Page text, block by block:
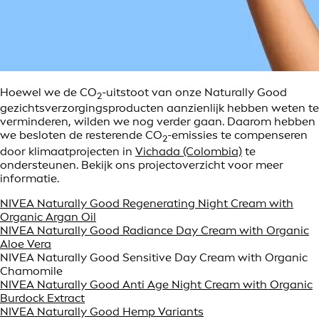
Hoewel we de CO2-uitstoot van onze Naturally Good
gezichtsverzorgingsproducten aanzienlijk hebben weten te
verminderen, wilden we nog verder gaan. Daarom hebben
we besloten de resterende CO2-emissies te compenseren
door klimaatprojecten in Vichada (Colombia) te
ondersteunen. Bekijk ons projectoverzicht voor meer
informatie.
NIVEA Naturally Good Regenerating Night Cream with
Organic Argan Oil
NIVEA Naturally Good Radiance Day Cream with Organic
Aloe Vera
NIVEA Naturally Good Sensitive Day Cream with Organic
Chamomile
NIVEA Naturally Good Anti Age Night Cream with Organic
Burdock Extract
NIVEA Naturally Good Hemp Variants